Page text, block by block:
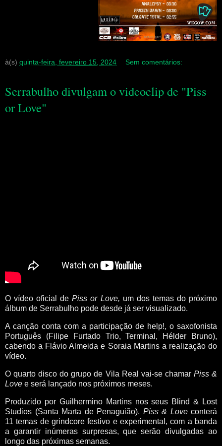
à(s) quinta-feira, fevereiro 15, 2024 Sem comentários:
Serrabulho divulgam o videoclip de "Piss
or Love"
O vídeo oficial dePiss or Love, um dos temas do próximo
álbum de Serrabulho pode desde já ser visualizado.
A canção conta com a participação de help!, o saxofonista
Português (Filipe Furtado Trio, Terminal, Hélder Bruno),
cabendo a Flávio Almeida e Soraia Martins a realização do
vídeo.
O quarto disco do grupo de Vila Real vai-se chamar Piss &
Love e será lançado nos próximos meses.
Produzido por Guilhermino Martins nos seus Blind & Lost
Studios (Santa Marta de Penaguião), Piss & Love conterá
11 temas de grindcore festivo e experimental, com a banda
a garantir inúmeras surpresas, que serão divulgadas ao
longo das próximas semanas.